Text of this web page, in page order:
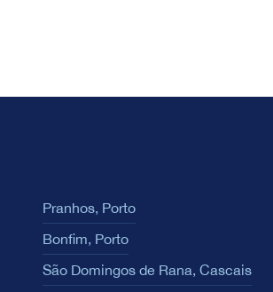
Pranhos, Porto
Bonfim, Porto
São Domingos de Rana, Cascais